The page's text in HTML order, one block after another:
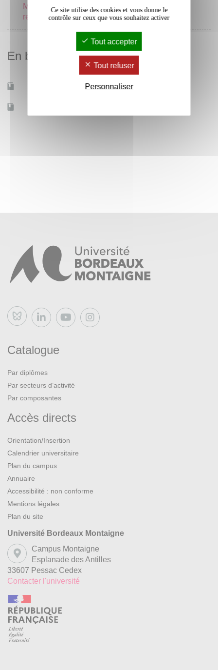
Méthodologie de la
recherche scientifique
2 crédits
En bref
Oui
Bluesky
Catalogue
Par diplômes
Par secteurs d’activité
Par composantes
Accès directs
Orientation/Insertion
Calendrier universitaire
Plan du campus
Annuaire
Accessibilité : non conforme
Mentions légales
Plan du site
Université Bordeaux Montaigne
Campus Montaigne
Esplanade des Antilles
33607 Pessac Cedex
Contacter l'université
Ce site utilise des cookies et vous donne le
contrôle sur ceux que vous souhaitez activer
Tout accepter
Tout refuser
Personnaliser